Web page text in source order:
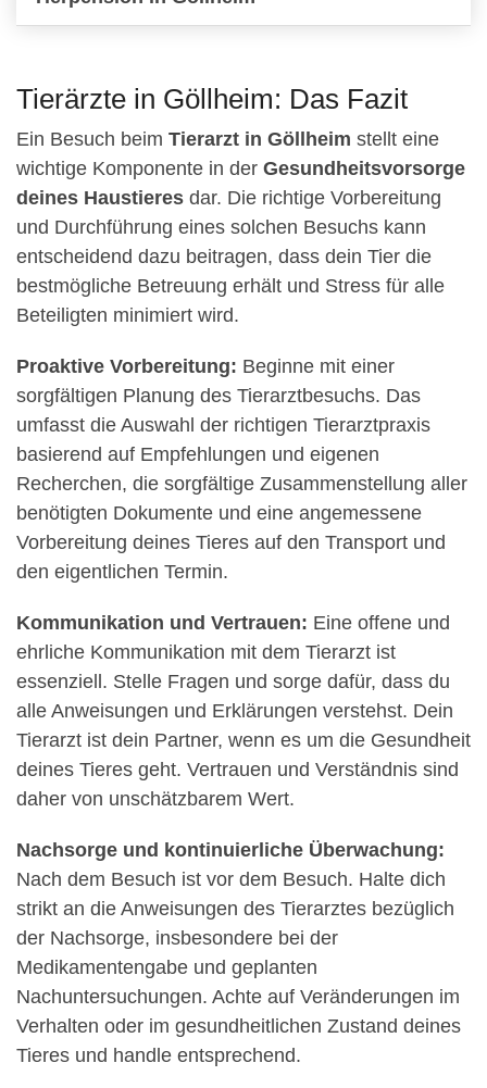
Tierärzte in Göllheim: Das Fazit
Ein Besuch beim Tierarzt in Göllheim stellt eine
wichtige Komponente in der Gesundheitsvorsorge
deines Haustieres dar. Die richtige Vorbereitung
und Durchführung eines solchen Besuchs kann
entscheidend dazu beitragen, dass dein Tier die
bestmögliche Betreuung erhält und Stress für alle
Beteiligten minimiert wird.
Proaktive Vorbereitung: Beginne mit einer
sorgfältigen Planung des Tierarztbesuchs. Das
umfasst die Auswahl der richtigen Tierarztpraxis
basierend auf Empfehlungen und eigenen
Recherchen, die sorgfältige Zusammenstellung aller
benötigten Dokumente und eine angemessene
Vorbereitung deines Tieres auf den Transport und
den eigentlichen Termin.
Kommunikation und Vertrauen: Eine offene und
ehrliche Kommunikation mit dem Tierarzt ist
essenziell. Stelle Fragen und sorge dafür, dass du
alle Anweisungen und Erklärungen verstehst. Dein
Tierarzt ist dein Partner, wenn es um die Gesundheit
deines Tieres geht. Vertrauen und Verständnis sind
daher von unschätzbarem Wert.
Nachsorge und kontinuierliche Überwachung:
Nach dem Besuch ist vor dem Besuch. Halte dich
strikt an die Anweisungen des Tierarztes bezüglich
der Nachsorge, insbesondere bei der
Medikamentengabe und geplanten
Nachuntersuchungen. Achte auf Veränderungen im
Verhalten oder im gesundheitlichen Zustand deines
Tieres und handle entsprechend.